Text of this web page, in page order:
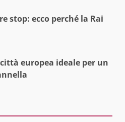
stop: ecco perché la Rai
europea ideale per un